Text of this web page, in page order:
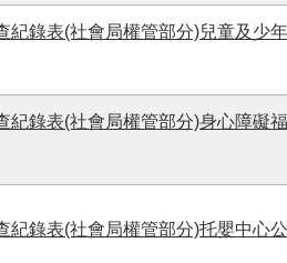
紀錄表(社會局權管部分)兒童及少
紀錄表(社會局權管部分)身心障礙
紀錄表(社會局權管部分)托嬰中心